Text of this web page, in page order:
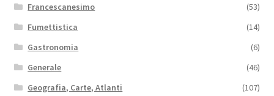
Francescanesimo
(53)
Fumettistica
(14)
Gastronomia
(6)
Generale
(46)
Geografia, Carte, Atlanti
(107)